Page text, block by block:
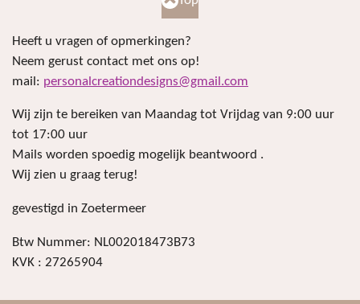
Heeft u vragen of opmerkingen?
Neem gerust contact met ons op!
mail: personalcreationdesigns@gmail.com
Wij zijn te bereiken van Maandag tot Vrijdag van 9:00 uur
tot 17:00 uur
Mails worden spoedig mogelijk beantwoord .
Wij zien u graag terug!
gevestigd in Zoetermeer
Btw Nummer: NL002018473B73
KVK : 27265904